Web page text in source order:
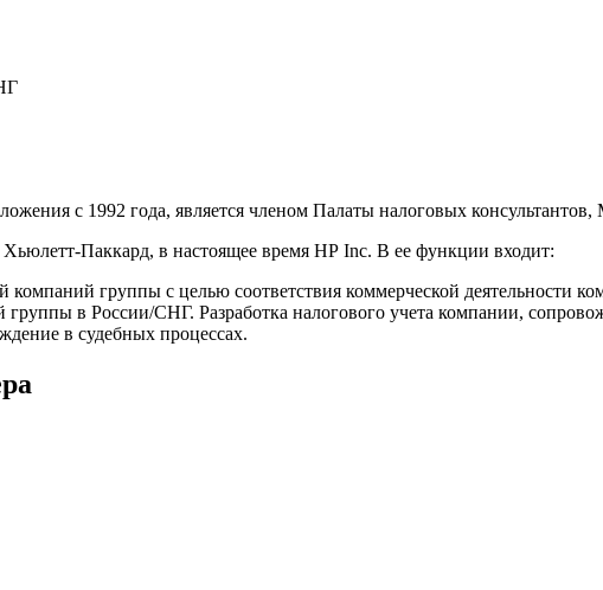
с 1992 года, является членом Палаты налоговых консультантов,
Хьюлетт-Паккард, в настоящее время НР Inc. В ее функции входит:
компаний группы с целью соответствия коммерческой деятельности
в России/СНГ. Разработка налогового учета компании,
в судебных процессах.